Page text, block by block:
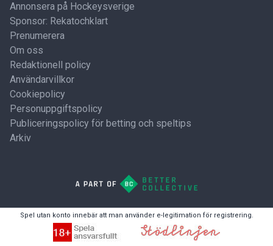
Annonsera på Hockeysverige
Sponsor: Rekatochklart
Prenumerera
Om oss
Redaktionell policy
Användarvillkor
Cookiepolicy
Personuppgiftspolicy
Publiceringspolicy för betting och speltips
Arkiv
Spel utan konto innebär att man använder e-legitimation för registrering.